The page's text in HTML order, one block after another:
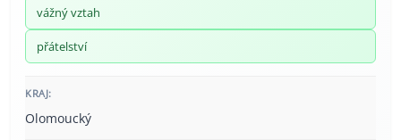
vážný vztah
přátelství
KRAJ:
Olomoucký